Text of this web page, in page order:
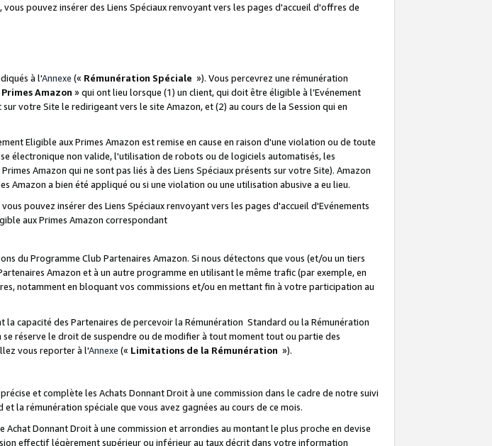
, vous pouvez insérer des Liens Spéciaux renvoyant vers les pages d'accueil d'offres de
à l'Annexe (« Rémunération Spéciale »). Vous percevrez une rémunération
Amazon » qui ont lieu lorsque (1) un client, qui doit être éligible à l’Evénement
votre Site le redirigeant vers le site Amazon, et (2) au cours de la Session qui en
Eligible aux Primes Amazon est remise en cause en raison d'une violation ou de toute
électronique non valide, l'utilisation de robots ou de logiciels automatisés, les
Amazon qui ne sont pas liés à des Liens Spéciaux présents sur votre Site). Amazon
Amazon a bien été appliqué ou si une violation ou une utilisation abusive a eu lieu.
vous pouvez insérer des Liens Spéciaux renvoyant vers les pages d'accueil d'Evénements
aux Primes Amazon correspondant
du Programme Club Partenaires Amazon. Si nous détectons que vous (et/ou un tiers
Amazon et à un autre programme en utilisant le même trafic (par exemple, en
notamment en bloquant vos commissions et/ou en mettant fin à votre participation au
capacité des Partenaires de percevoir la Rémunération Standard ou la Rémunération
réserve le droit de suspendre ou de modifier à tout moment tout ou partie des
vous reporter à l'Annexe (« Limitations de la Rémunération »).
et complète les Achats Donnant Droit à une commission dans le cadre de notre suivi
la rémunération spéciale que vous avez gagnées au cours de ce mois.
Donnant Droit à une commission et arrondies au montant le plus proche en devise
effectif légèrement supérieur ou inférieur au taux décrit dans votre information